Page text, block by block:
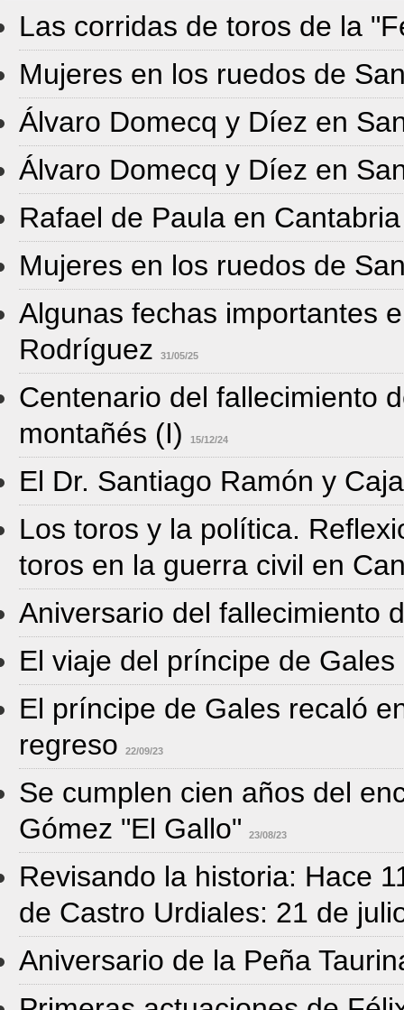
Las corridas de toros de la
Mujeres en los ruedos de
Álvaro Domecq y Díez en
Álvaro Domecq y Díez en
Rafael de Paula en Cantabria
Mujeres en los ruedos de
Algunas fechas importantes
Rodríguez
31/05/25
Centenario del fallecimiento
montañés (I)
15/12/24
El Dr. Santiago Ramón y
Los toros y la política.
toros en la guerra civil en
Aniversario del fallecimiento
El viaje del príncipe de
El príncipe de Gales recaló
regreso
22/09/23
Se cumplen cien años del
Gómez "El Gallo"
23/08/23
Revisando la historia: Hace
de Castro Urdiales: 21 de
Aniversario de la Peña